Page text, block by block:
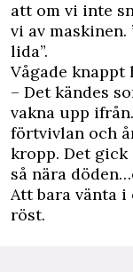
att om vi inte
vi av
lida”.
Vågade knappt
– Det kändes
vakna upp
förtvivlan och
kropp. Det
så nära
Att bara vänta i
röst.